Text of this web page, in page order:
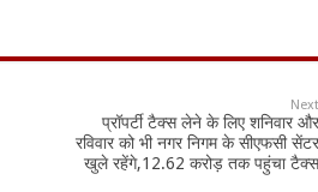
Next
प्रॉपर्टी टैक्स लेने के लिए शनिवार और
रविवार को भी नगर निगम के सीएफसी सेंटर
खुले रहेंगे,12.62 करोड़ तक पहुंचा टैक्स